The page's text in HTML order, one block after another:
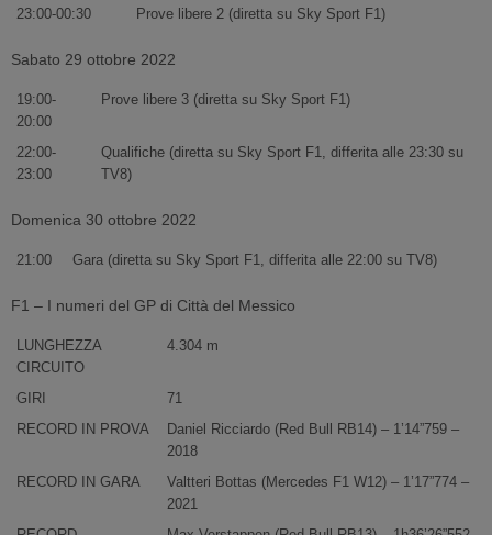
23:00-00:30
Prove libere 2 (diretta su Sky Sport F1)
Sabato 29 ottobre 2022
19:00-
20:00
Prove libere 3 (diretta su Sky Sport F1)
22:00-
23:00
Qualifiche (diretta su Sky Sport F1, differita alle 23:30 su
TV8)
Domenica 30 ottobre 2022
21:00 Gara (diretta su Sky Sport F1, differita alle 22:00 su TV8)
F1 – I numeri del GP di Città del Messico
LUNGHEZZA
CIRCUITO
4.304 m
GIRI
71
RECORD IN PROVA
Daniel Ricciardo (Red Bull RB14) – 1’14”759 –
2018
RECORD IN GARA
Valtteri Bottas (Mercedes F1 W12) – 1’17”774 –
2021